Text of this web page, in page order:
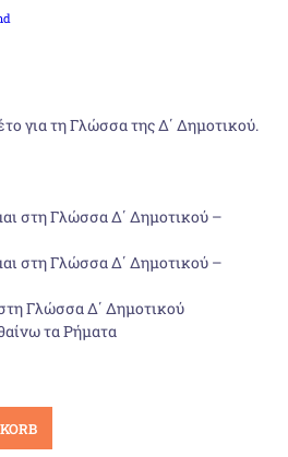
34,00 €.
για τη Γλώσσα της Δ΄ Δημοτικού.
στη Γλώσσα Δ΄ Δημοτικού –
στη Γλώσσα Δ΄ Δημοτικού –
Γλώσσα Δ΄ Δημοτικού
τα Ρήματα